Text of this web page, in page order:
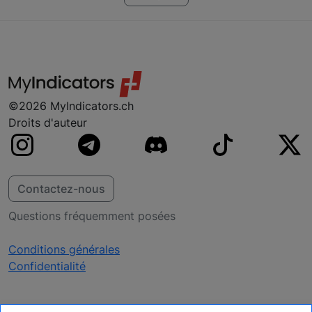
pour NinjaTrader, MT4, MT5 et TradeStation.
©2026 MyIndicators.ch
Droits d'auteur
Contactez-nous
Questions fréquemment posées
Conditions générales
Confidentialité